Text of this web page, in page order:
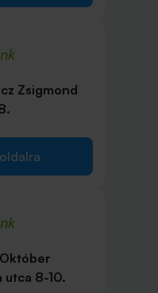
Zsigmond
Október
utca 8-10.